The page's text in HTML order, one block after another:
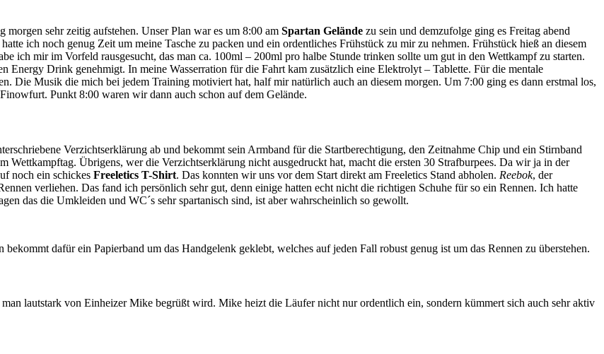
sehr zeitig aufstehen. Unser Plan war es um 8:00 am Spartan Gelände zu sein und demzufolge ging es Freitag abend
ich noch genug Zeit um meine Tasche zu packen und ein ordentliches Frühstück zu mir zu nehmen. Frühstück hieß an diesem
ich mir im Vorfeld rausgesucht, das man ca. 100ml – 200ml pro halbe Stunde trinken sollte um gut in den Wettkampf zu starten.
Energy Drink genehmigt. In meine Wasserration für die Fahrt kam zusätzlich eine Elektrolyt – Tablette. Für die mentale
Die Musik die mich bei jedem Training motiviert hat, half mir natürlich auch an diesem morgen. Um 7:00 ging es dann erstmal los,
Punkt 8:00 waren wir dann auch schon auf dem Gelände.
Verzichtserklärung ab und bekommt sein Armband für die Startberechtigung, den Zeitnahme Chip und ein Stirnband
Wettkampftag. Übrigens, wer die Verzichtserklärung nicht ausgedruckt hat, macht die ersten 30 Strafburpees. Da wir ja in der
noch ein schickes Freeletics T-Shirt. Das konnten wir uns vor dem Start direkt am Freeletics Stand abholen. Reebok, der
verliehen. Das fand ich persönlich sehr gut, denn einige hatten echt nicht die richtigen Schuhe für so ein Rennen. Ich hatte
das die Umkleiden und WC´s sehr spartanisch sind, ist aber wahrscheinlich so gewollt.
dafür ein Papierband um das Handgelenk geklebt, welches auf jeden Fall robust genug ist um das Rennen zu überstehen.
lautstark von Einheizer Mike begrüßt wird. Mike heizt die Läufer nicht nur ordentlich ein, sondern kümmert sich auch sehr aktiv